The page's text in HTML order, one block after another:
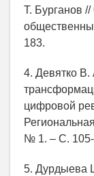
Т. Бурганов
183.
4. Девятко
цифровой
№ 1. – С.
5. Дурдыева